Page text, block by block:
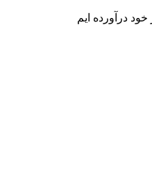
درآورده ایم